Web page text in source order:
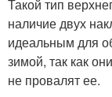
Такой тип
наличие двух
идеальным для
зимой, так как
не провалят ее.